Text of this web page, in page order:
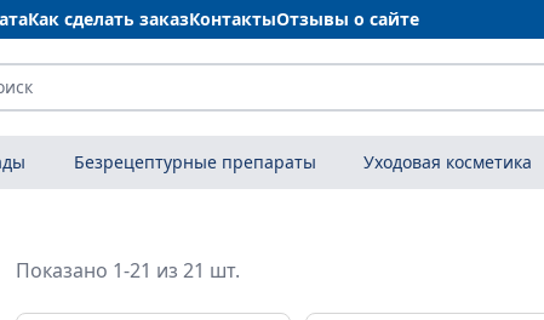
Как сделать заказКонтактыОтзывы о сайте
Безрецептурные препараты Уходовая косметика
Показано 1-21 из 21 шт.